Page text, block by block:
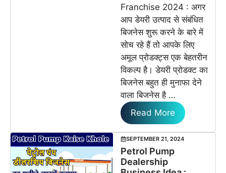
Franchise 2024 : अगर
आप डेयरी उत्पाद से संबंधित
बिजनेस शुरू करने के बारे में
सोच रहे हैं तो आपके लिए
अमूल प्रोडक्ट्स एक बेहतरीन
विकल्प है। डेयरी प्रोडक्ट का
बिजनेस बहुत ही मुनाफा देने
वाला बिजनेस है …
Read More
SEPTEMBER 21, 2024
Petrol Pump
Dealership